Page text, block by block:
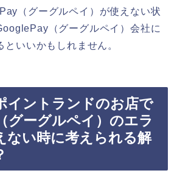
（グーグルペイ）が使えない状
（グーグルペイ）会社に
いいかもしれません。
イントランドのお店で
グーグルペイ）のエラ
ない時に考えられる解